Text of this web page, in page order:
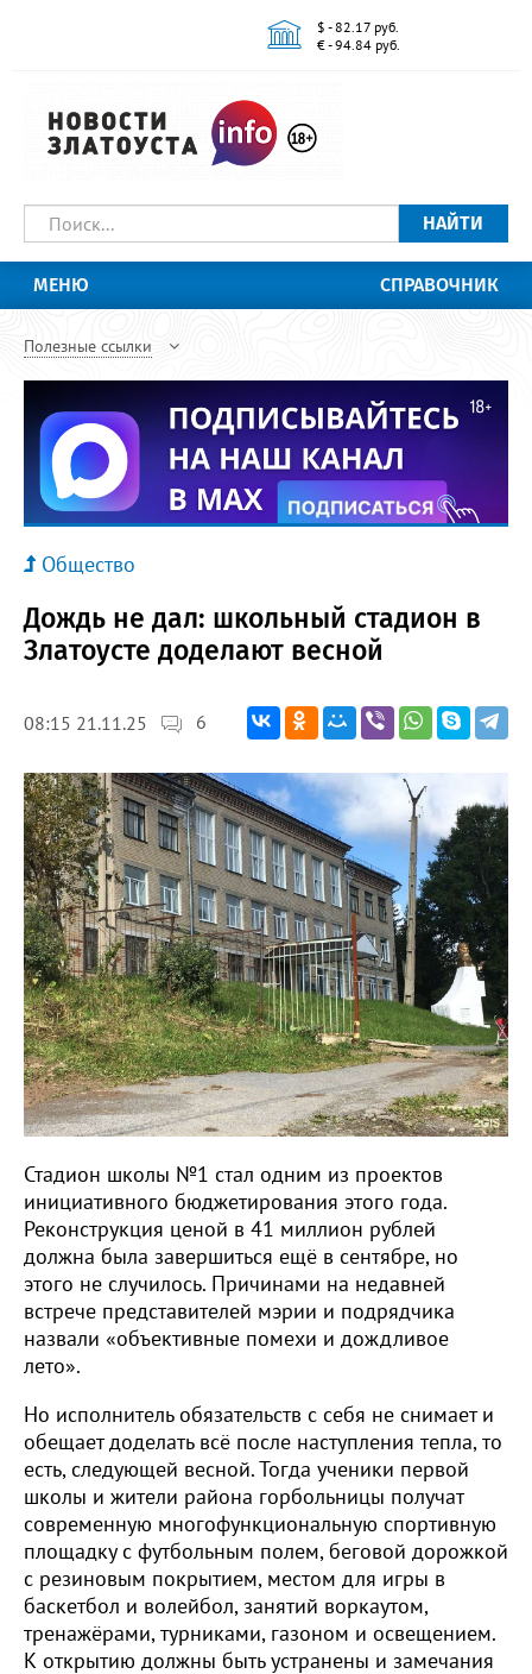
$ - 82.17 руб.
€ - 94.84 руб.
НАЙТИ
МЕНЮ СПРАВОЧНИК
Полезные ссылки
Общество
Дождь не дал: школьный стадион в
Златоусте доделают весной
08:15 21.11.25 6
Стадион школы №1 стал одним из проектов
инициативного бюджетирования этого года.
Реконструкция ценой в 41 миллион рублей
должна была завершиться ещё в сентябре, но
этого не случилось. Причинами на недавней
встрече представителей мэрии и подрядчика
назвали «объективные помехи и дождливое
лето».
Но исполнитель обязательств с себя не снимает и
обещает доделать всё после наступления тепла, то
есть, следующей весной. Тогда ученики первой
школы и жители района горбольницы получат
современную многофункциональную спортивную
площадку с футбольным полем, беговой дорожкой
с резиновым покрытием, местом для игры в
баскетбол и волейбол, занятий воркаутом,
тренажёрами, турниками, газоном и освещением.
К открытию должны быть устранены и замечания